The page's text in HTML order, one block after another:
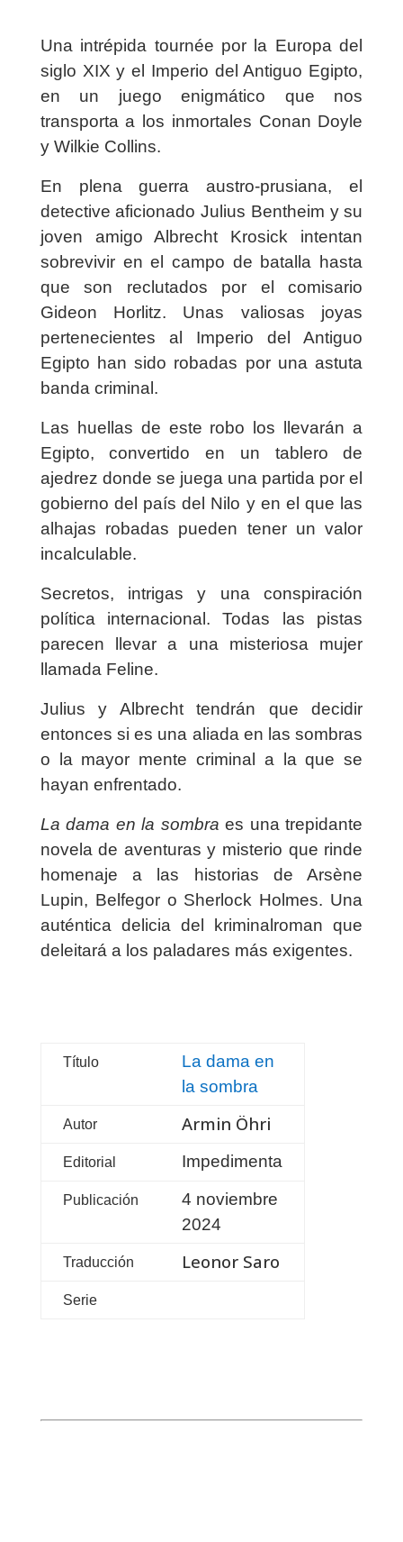
Una intrépida tournée por la Europa del
siglo XIX y el Imperio del Antiguo Egipto,
en un juego enigmático que nos
transporta a los inmortales Conan Doyle
y Wilkie Collins.
En plena guerra austro-prusiana, el
detective aficionado Julius Bentheim y su
joven amigo Albrecht Krosick intentan
sobrevivir en el campo de batalla hasta
que son reclutados por el comisario
Gideon Horlitz. Unas valiosas joyas
pertenecientes al Imperio del Antiguo
Egipto han sido robadas por una astuta
banda criminal.
Las huellas de este robo los llevarán a
Egipto, convertido en un tablero de
ajedrez donde se juega una partida por el
gobierno del país del Nilo y en el que las
alhajas robadas pueden tener un valor
incalculable.
Secretos, intrigas y una conspiración
política internacional. Todas las pistas
parecen llevar a una misteriosa mujer
llamada Feline.
Julius y Albrecht tendrán que decidir
entonces si es una aliada en las sombras
o la mayor mente criminal a la que se
hayan enfrentado.
La dama en la sombra es una trepidante
novela de aventuras y misterio que rinde
homenaje a las historias de Arsène
Lupin, Belfegor o Sherlock Holmes. Una
auténtica delicia del
kriminalroman que
deleitará a los paladares más exigentes.
Título
La dama en
la sombra
Autor Armin Öhri
Editorial Impedimenta
Publicación
4 noviembre
2024
Traducción Leonor Saro
Serie